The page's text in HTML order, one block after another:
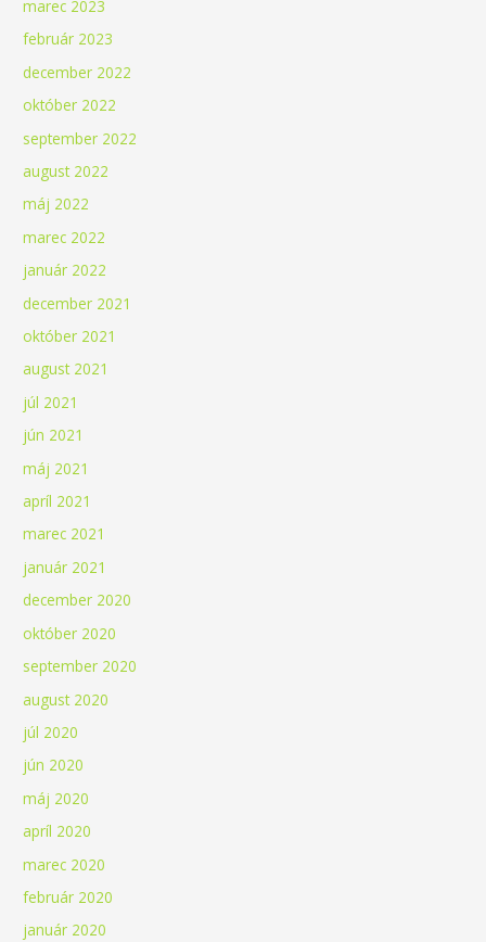
marec 2023
február 2023
december 2022
október 2022
september 2022
august 2022
máj 2022
marec 2022
január 2022
december 2021
október 2021
august 2021
júl 2021
jún 2021
máj 2021
apríl 2021
marec 2021
január 2021
december 2020
október 2020
september 2020
august 2020
júl 2020
jún 2020
máj 2020
apríl 2020
marec 2020
február 2020
január 2020